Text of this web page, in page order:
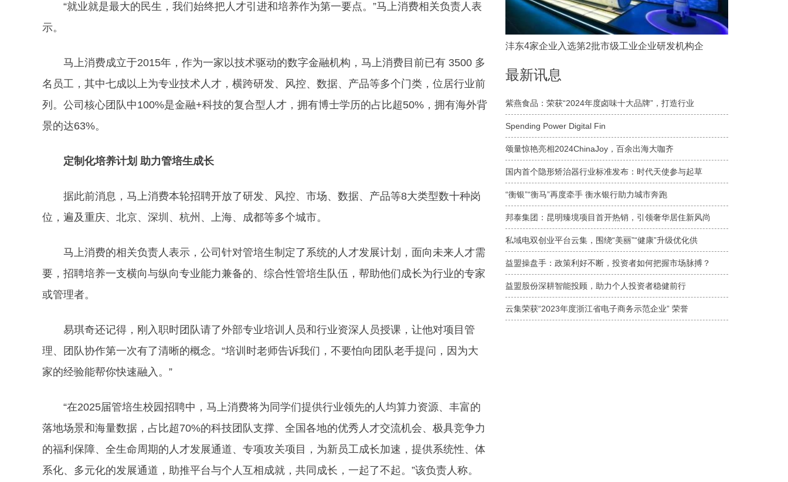
“就业就是最大的民生，我们始终把人才引进和培养作为第一要点。”马上消费相关负责人表
示。
马上消费成立于2015年，作为一家以技术驱动的数字金融机构，马上消费目前已有 3500 多
名员工，其中七成以上为专业技术人才，横跨研发、风控、数据、产品等多个门类，位居行业前
列。公司核心团队中100%是金融+科技的复合型人才，拥有博士学历的占比超50%，拥有海外背
景的达63%。
定制化培养计划 助力管培生成长
据此前消息，马上消费本轮招聘开放了研发、风控、市场、数据、产品等8大类型数十种岗
位，遍及重庆、北京、深圳、杭州、上海、成都等多个城市。
马上消费的相关负责人表示，公司针对管培生制定了系统的人才发展计划，面向未来人才需
要，招聘培养一支横向与纵向专业能力兼备的、综合性管培生队伍，帮助他们成长为行业的专家
或管理者。
易琪奇还记得，刚入职时团队请了外部专业培训人员和行业资深人员授课，让他对项目管
理、团队协作第一次有了清晰的概念。“培训时老师告诉我们，不要怕向团队老手提问，因为大
家的经验能帮你快速融入。”
“在2025届管培生校园招聘中，马上消费将为同学们提供行业领先的人均算力资源、丰富的
落地场景和海量数据，占比超70%的科技团队支撑、全国各地的优秀人才交流机会、极具竞争力
的福利保障、全生命周期的人才发展通道、专项攻关项目，为新员工成长加速，提供系统性、体
系化、多元化的发展通道，助推平台与个人互相成就，共同成长，一起了不起。”该负责人称。
沣东4家企业入选第2批市级工业企业研发机构企
最新讯息
紫燕食品：荣获“2024年度卤味十大品牌”，打造行业
Spending Power Digital Fin
颂量惊艳亮相2024ChinaJoy，百余出海大咖齐
国内首个隐形矫治器行业标准发布：时代天使参与起草
“衡银”“衡马”再度牵手 衡水银行助力城市奔跑
邦泰集团：昆明臻境项目首开热销，引领奢华居住新风尚
私域电双创业平台云集，围绕“美丽”“健康”升级优化供
益盟操盘手：政策利好不断，投资者如何把握市场脉搏？
益盟股份深耕智能投顾，助力个人投资者稳健前行
云集荣获“2023年度浙江省电子商务示范企业” 荣誉